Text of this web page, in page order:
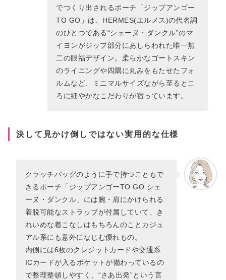
でつくり出されるポーチ「ジップアンゴー
TO GO」は、HERMES(エルメス)の代名詞
のひとつである“シェーヌ・ダンクル”のマ
イヨンがジップ部分にあしらわれた唯一無
二の眼福デザイン。柔らかなゴートスキン
のライニングや四隅に丸みをもたせたフォ
ルムなど、ミニマルサイズながら至るとこ
ろに細やかなこだわりが宿っています。
決して見かけ倒しではない実用的な仕様
クラッチバッグのように手で持つこともで
きるポーチ「ジップアンゴーTO GO シェ
ーヌ・ダンクル」には腕・肩にかけられる
着脱可能なストラップが付属していて、き
れいめな着こなしはもちろんのことカジュ
アル系にも意外になじむ優れもの。
内側には6枚のクレジットカードや交通系
ICカードが入るポケットが備わっているの
で整理整頓しやすく、“さあ出発”という言